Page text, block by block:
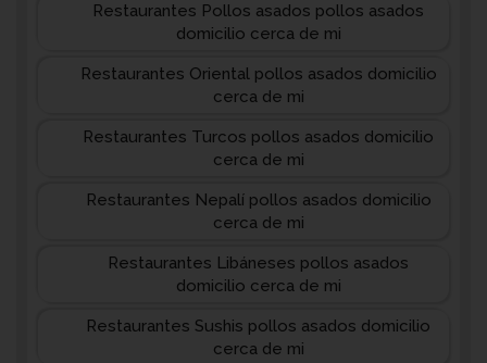
Restaurantes Pollos asados pollos asados
domicilio cerca de mi
Restaurantes Oriental pollos asados domicilio
cerca de mi
Restaurantes Turcos pollos asados domicilio
cerca de mi
Restaurantes Nepalí pollos asados domicilio
cerca de mi
Restaurantes Libáneses pollos asados
domicilio cerca de mi
Restaurantes Sushis pollos asados domicilio
cerca de mi